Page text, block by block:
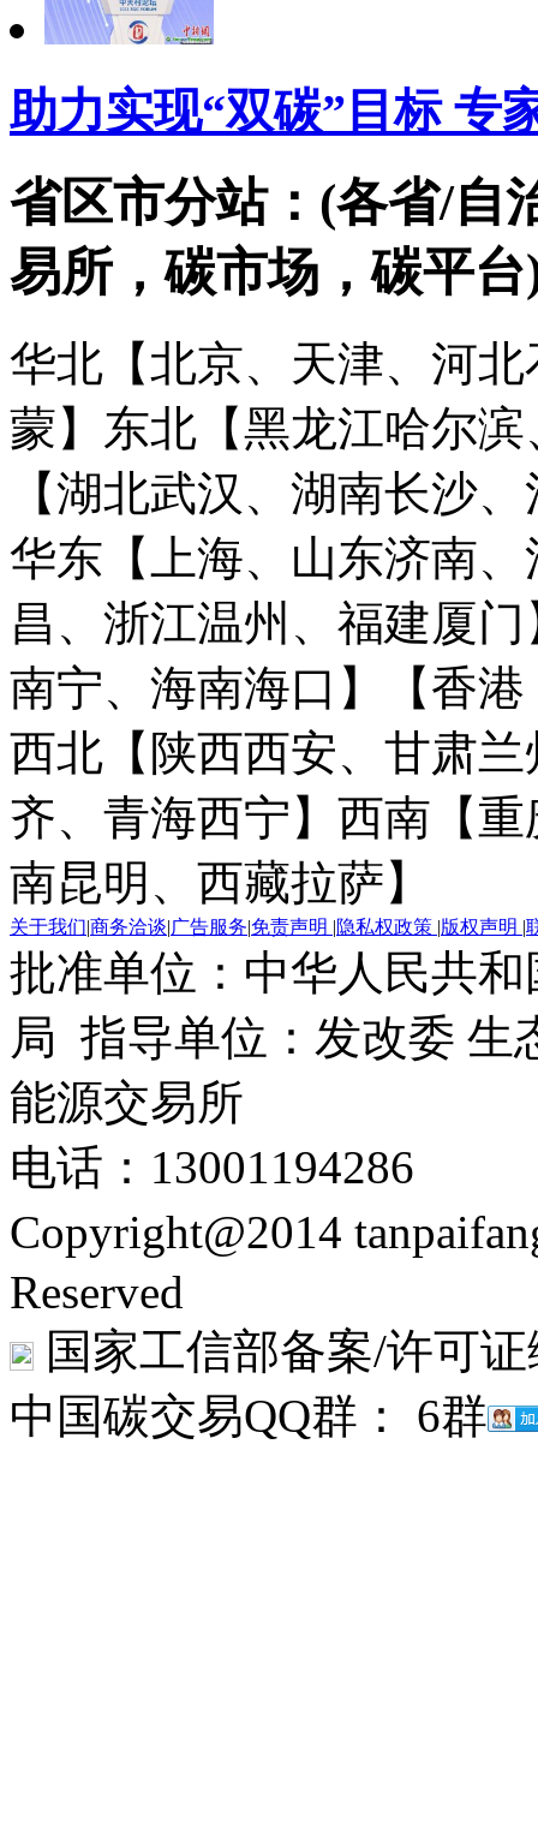
助力实现“双碳”目标 专
省区市分站：(各省/自
易所，碳市场，碳平台
华北【北京、天津、河
蒙】 东北【黑龙江哈尔
【湖北武汉、湖南长沙
华东【上海、山东济南
昌、浙江温州、福建厦门
南宁、海南海口】
【香
西北【陕西西安、甘肃
齐、青海西宁】 西南【
南昆明、西藏拉萨】
关于我们|商务洽谈|广告服务|免责声明 |隐私权政策 |版权声明 |
批准单位：中华人民共
局 指导单位：发改委 生
能源交易所
电话：13001194286
Copyright@2014
Reserved
国家工信部备案/许可
中国碳交易QQ群： 6群